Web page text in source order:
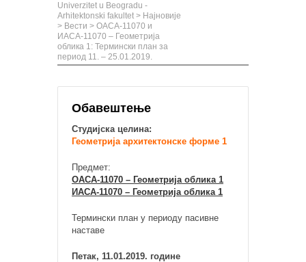
Univerzitet u Beogradu -
Arhitektonski fakultet > Најновије
> Вести > ОАСА-11070 и
ИАСА-11070 – Геометрија
облика 1: Термински план за
период 11. – 25.01.2019.
Обавештење
Студијска целина:
Геометрија архитектонске форме 1
Предмет:
ОАСА-11070 – Геометрија облика 1
ИАСА-11070 – Геометрија облика 1
Термински план у периоду пасивне
наставе
Петак, 11.01.2019. године